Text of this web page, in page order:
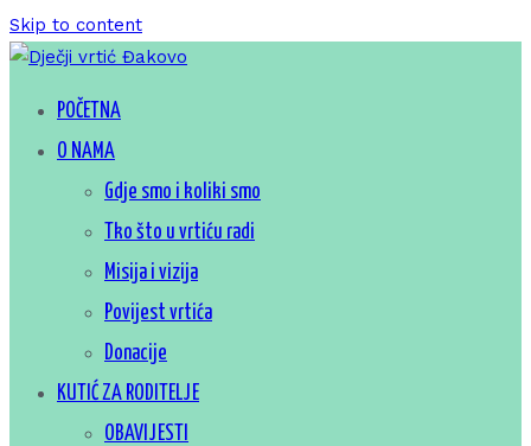
Skip to content
Dječji vrtić Đakovo
Za sretno djetinjstvo
POČETNA
O NAMA
Gdje smo i koliki smo
Tko što u vrtiću radi
Misija i vizija
Povijest vrtića
Donacije
KUTIĆ ZA RODITELJE
OBAVIJESTI